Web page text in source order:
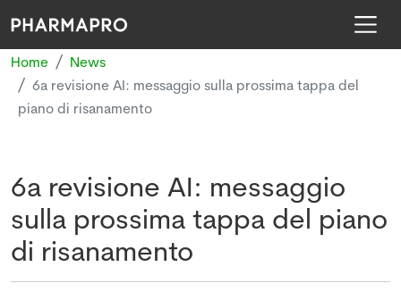
Home
News
6a revisione AI: messaggio sulla prossima tappa del
piano di risanamento
6a revisione AI: messaggio
sulla prossima tappa del piano
di risanamento